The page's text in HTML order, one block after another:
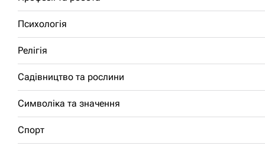
Психологія
Релігія
Садівництво та рослини
Символіка та значення
Спорт